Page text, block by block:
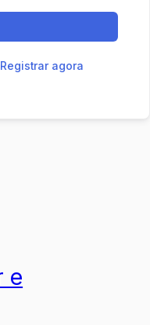
Registrar agora
e